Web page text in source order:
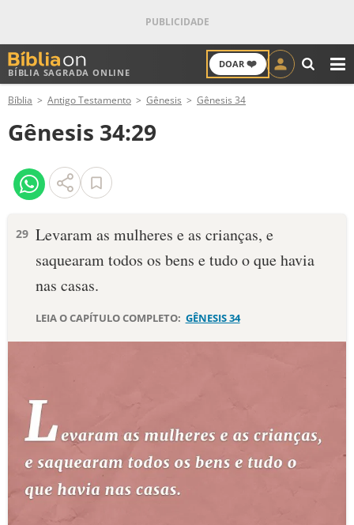
BÍBLIA SAGRADA ONLINE
DOAR ❤️
ANTIGO TESTAMENTO
NOVO TESTAMENTO
VERSÍCULOS
PALAVRA DO DIA
DEVOCIONAL DIÁRIO
ESTUDOS BÍBLICOS
ESBOÇOS DE PREGAÇÃO
TEMAS
Bíblia Antigo Testamento Gênesis Gênesis 34
Gênesis 34:29
29 Le­varam as mulhe­res e as cri­anças, e
saquearam todos os bens e tudo o que havia
nas casas.
LEIA O CAPÍTULO COMPLETO: GÊNESIS 34